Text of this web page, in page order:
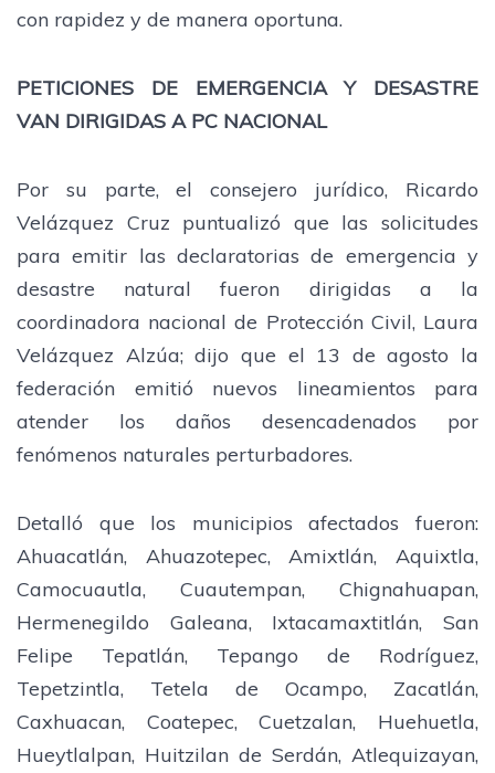
con rapidez y de manera oportuna.
PETICIONES DE EMERGENCIA Y DESASTRE
VAN DIRIGIDAS A PC NACIONAL
Por su parte, el consejero jurídico, Ricardo
Velázquez Cruz puntualizó que las solicitudes
para emitir las declaratorias de emergencia y
desastre natural fueron dirigidas a la
coordinadora nacional de Protección Civil, Laura
Velázquez Alzúa; dijo que el 13 de agosto la
federación emitió nuevos lineamientos para
atender los daños desencadenados por
fenómenos naturales perturbadores.
Detalló que los municipios afectados fueron:
Ahuacatlán, Ahuazotepec, Amixtlán, Aquixtla,
Camocuautla, Cuautempan, Chignahuapan,
Hermenegildo Galeana, Ixtacamaxtitlán, San
Felipe Tepatlán, Tepango de Rodríguez,
Tepetzintla, Tetela de Ocampo, Zacatlán,
Caxhuacan, Coatepec, Cuetzalan, Huehuetla,
Hueytlalpan, Huitzilan de Serdán, Atlequizayan,